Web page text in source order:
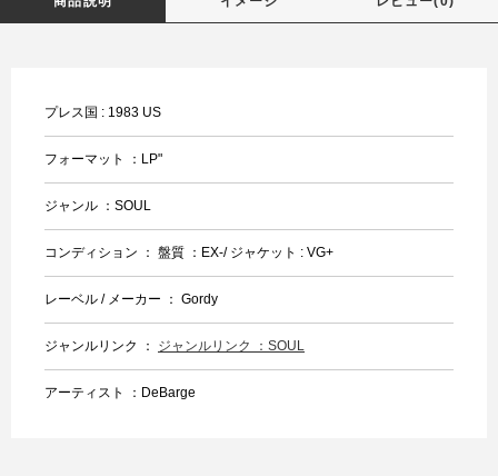
プレス国 : 1983 US
フォーマット ：LP"
ジャンル ：SOUL
コンディション ： 盤質 ：EX-/ ジャケット : VG+
レーベル / メーカー ： Gordy
ジャンルリンク ： ジャンルリンク ：SOUL
アーティスト ：DeBarge